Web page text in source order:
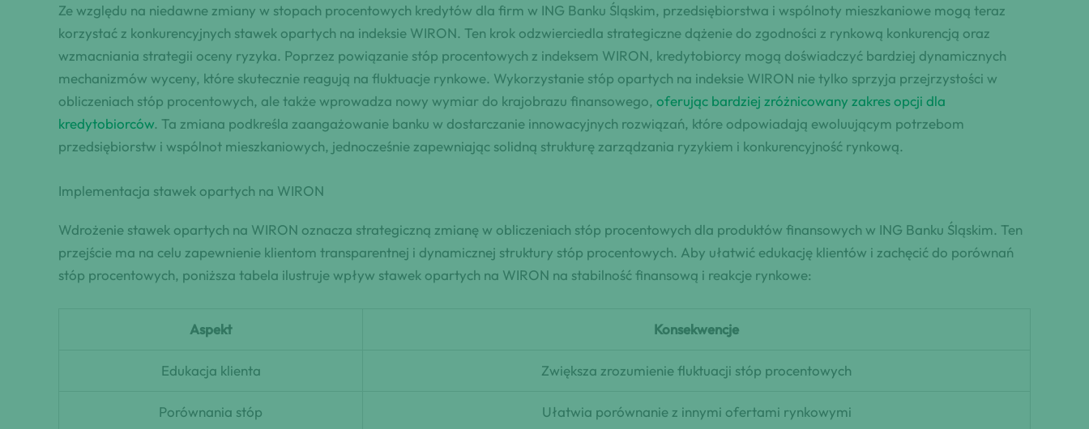
Ze względu na niedawne zmiany w stopach procentowych kredytów dla firm w ING Banku Śląskim, przedsiębiorstwa i wspólnoty mieszkaniowe mogą teraz
korzystać z konkurencyjnych stawek opartych na indeksie WIRON. Ten krok odzwierciedla strategiczne dążenie do zgodności z rynkową konkurencją oraz
wzmacniania strategii oceny ryzyka. Poprzez powiązanie stóp procentowych z indeksem WIRON, kredytobiorcy mogą doświadczyć bardziej dynamicznych
mechanizmów wyceny, które skutecznie reagują na fluktuacje rynkowe. Wykorzystanie stóp opartych na indeksie WIRON nie tylko sprzyja przejrzystości w
obliczeniach stóp procentowych, ale także wprowadza nowy wymiar do krajobrazu finansowego, oferując bardziej zróżnicowany zakres opcji dla
kredytobiorców. Ta zmiana podkreśla zaangażowanie banku w dostarczanie innowacyjnych rozwiązań, które odpowiadają ewoluującym potrzebom
przedsiębiorstw i wspólnot mieszkaniowych, jednocześnie zapewniając solidną strukturę zarządzania ryzykiem i konkurencyjność rynkową.
Implementacja stawek opartych na WIRON
Wdrożenie stawek opartych na WIRON oznacza strategiczną zmianę w obliczeniach stóp procentowych dla produktów finansowych w ING Banku Śląskim. Ten
przejście ma na celu zapewnienie klientom transparentnej i dynamicznej struktury stóp procentowych. Aby ułatwić edukację klientów i zachęcić do porównań
stóp procentowych, poniższa tabela ilustruje wpływ stawek opartych na WIRON na stabilność finansową i reakcje rynkowe:
Aspekt Konsekwencje
Edukacja klienta Zwiększa zrozumienie fluktuacji stóp procentowych
Porównania stóp Ułatwia porównanie z innymi ofertami rynkowymi